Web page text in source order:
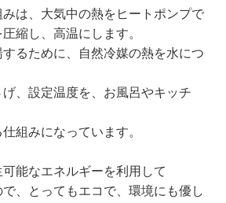
は、大気中の熱をヒートポンプで
縮し、高温にします。
るために、自然冷媒の熱を水につ
、設定温度を、お風呂やキッチ
組みになっています。
能なエネルギーを利用して
、とってもエコで、環境にも優し